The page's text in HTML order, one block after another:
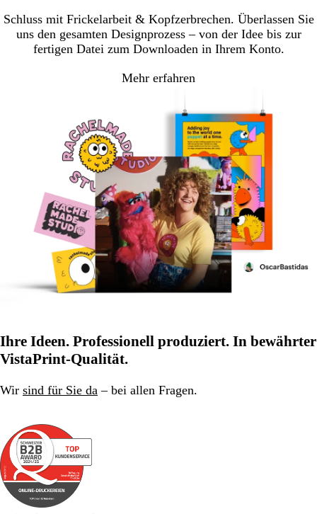
Schluss mit Frickelarbeit & Kopfzerbrechen. Überlassen Sie
uns den gesamten Designprozess – von der Idee bis zur
fertigen Datei zum Downloaden in Ihrem Konto.
Mehr erfahren
Ihre Ideen. Professionell produziert. In bewährter
VistaPrint-Qualität.
Wir sind für Sie da – bei allen Fragen.